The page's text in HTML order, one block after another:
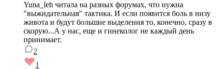
Yuna_leh читала на разных форумах, что нужна
"выжидательная" тактика. И если появится боль в низу
живота и будут большие выделения то, конечно, сразу в
скорую...А у нас, еще и гинеколог не каждый день
принимает.
2
1